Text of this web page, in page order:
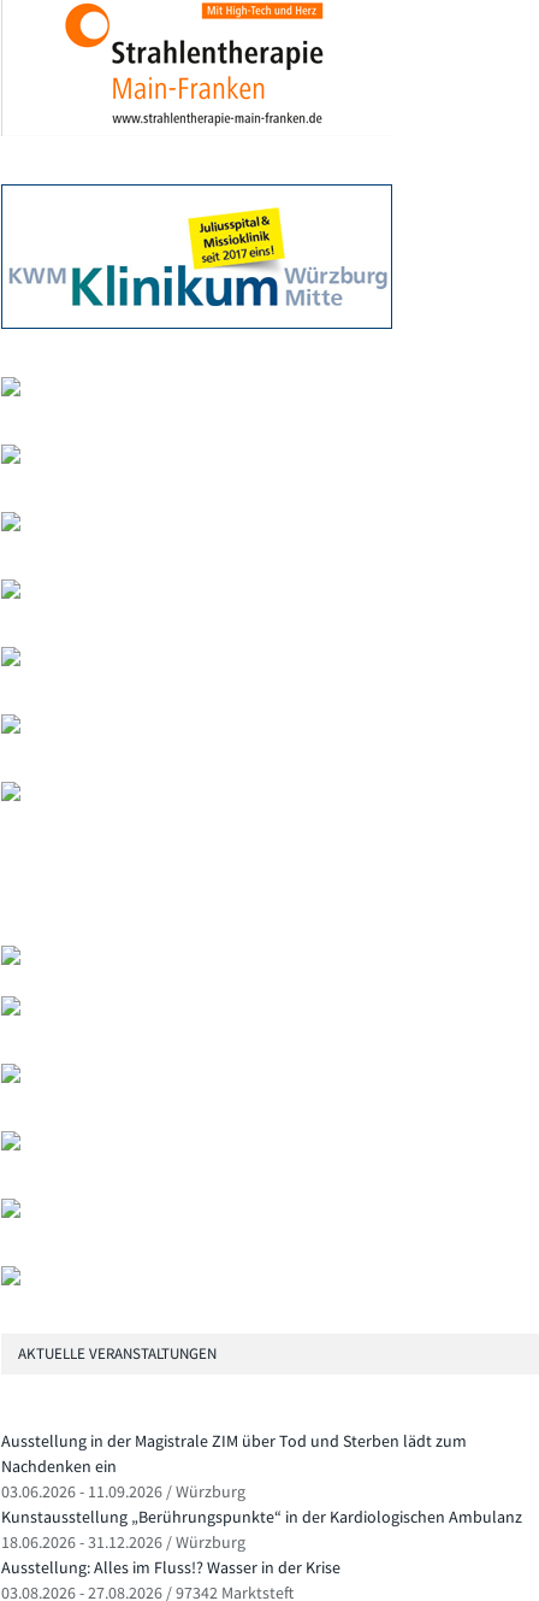
AKTUELLE VERANSTALTUNGEN
Ausstellung in der Magistrale ZIM über Tod und Sterben lädt zum
Nachdenken ein
03.06.2026 - 11.09.2026 / Würzburg
Kunstausstellung „Berührungspunkte“ in der Kardiologischen Ambulanz
18.06.2026 - 31.12.2026 / Würzburg
Ausstellung: Alles im Fluss!? Wasser in der Krise
03.08.2026 - 27.08.2026 / 97342 Marktsteft